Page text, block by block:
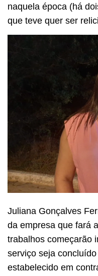
naquela época (há
que teve quer ser
Juliana Gonçalves
da empresa que fará
trabalhos começarão
serviço seja
estabelecido em